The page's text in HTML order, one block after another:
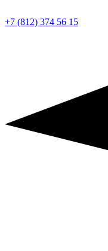
+7 (812) 374 56 15